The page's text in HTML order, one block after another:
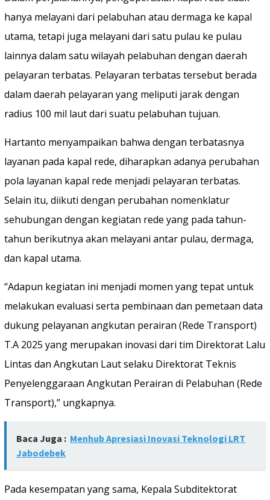
hanya melayani dari pelabuhan atau dermaga ke kapal
utama, tetapi juga melayani dari satu pulau ke pulau
lainnya dalam satu wilayah pelabuhan dengan daerah
pelayaran terbatas. Pelayaran terbatas tersebut berada
dalam daerah pelayaran yang meliputi jarak dengan
radius 100 mil laut dari suatu pelabuhan tujuan.
Hartanto menyampaikan bahwa dengan terbatasnya
layanan pada kapal rede, diharapkan adanya perubahan
pola layanan kapal rede menjadi pelayaran terbatas.
Selain itu, diikuti dengan perubahan nomenklatur
sehubungan dengan kegiatan rede yang pada tahun-
tahun berikutnya akan melayani antar pulau, dermaga,
dan kapal utama.
“Adapun kegiatan ini menjadi momen yang tepat untuk
melakukan evaluasi serta pembinaan dan pemetaan data
dukung pelayanan angkutan perairan (Rede Transport)
T.A 2025 yang merupakan inovasi dari tim Direktorat Lalu
Lintas dan Angkutan Laut selaku Direktorat Teknis
Penyelenggaraan Angkutan Perairan di Pelabuhan (Rede
Transport),” ungkapnya.
Baca Juga : Menhub Apresiasi Inovasi Teknologi LRT
Jabodebek
Pada kesempatan yang sama, Kepala Subditektorat